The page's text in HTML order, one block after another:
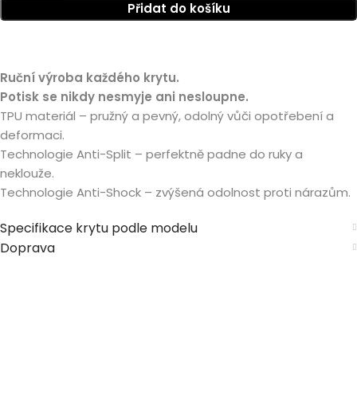
Přidat do košíku
Ruční výroba každého krytu.
Potisk se nikdy nesmyje ani nesloupne.
TPU materiál – pružný a pevný, odolný vůči opotřebení a
deformaci.
Technologie Anti-Split – perfektně padne do ruky a
neklouže.
Technologie Anti-Shock – zvýšená odolnost proti nárazům.
Specifikace krytu podle modelu
Doprava